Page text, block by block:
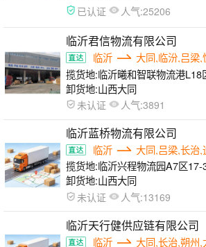
已认证 人气:25206
临沂君信物流有限公司
临沂
大同,临汾,吕梁
揽货地:临沂曦和智联物流港L18
卸货地:山西大同
未认证 人气:3891
临沂蓝桥物流有限公司
临沂
大同,吕梁,长治
揽货地:临沂兴程物流园A7区17-
东边第一排）
卸货地:山西大同
未认证 人气:13169
临沂天行健供应链有限公司
临沂
大同,长治,朔州